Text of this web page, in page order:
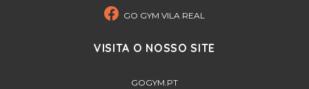
GO GYM VILA REAL
VISITA O NOSSO SITE
GOGYM.PT